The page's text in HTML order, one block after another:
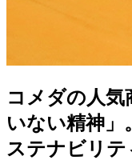
コメダの人気
いない精神
ステナビリテ